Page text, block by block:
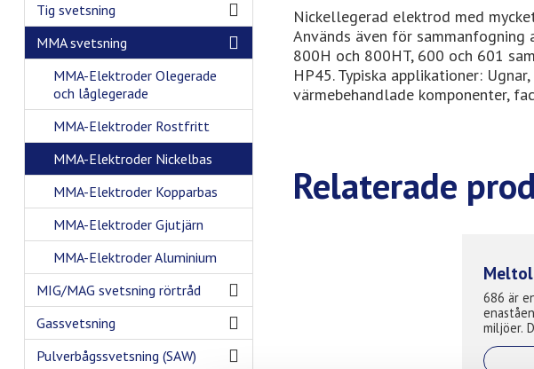
Tig svetsning
MMA svetsning
MMA-Elektroder Olegerade
och låglegerade
MMA-Elektroder Rostfritt
MMA-Elektroder Nickelbas
MMA-Elektroder Kopparbas
MMA-Elektroder Gjutjärn
MMA-Elektroder Aluminium
MIG/MAG svetsning rörtråd
Gassvetsning
Pulverbågssvetsning (SAW)
Nickellegerad elektrod med
Används även för
800H och 800HT, 600 och 601
HP45. Typiska applikationer:
värmebehandlade komponenter,
Relaterade
686 är
miljöer.
och